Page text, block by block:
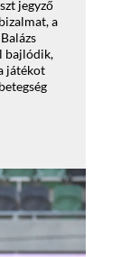
jegyző
a
bajlódik,
játékot